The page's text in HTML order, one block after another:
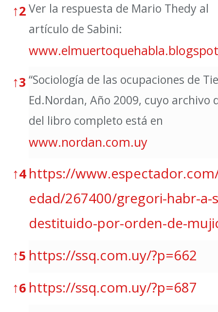
↑2Ver la respuesta de Mario Thedy al
artículo de Sabini:
↑3 “Sociología de las ocupaciones de
Ed.Nordan, Año 2009, cuyo archivo
del libro completo está en
www.nordan.com.uy
↑4 https://
edad/267400/gregori-habr-a-
destituido-por-orden-de-
↑5 https://ssq.com.uy/?p=662
↑6 https://ssq.com.uy/?p=687